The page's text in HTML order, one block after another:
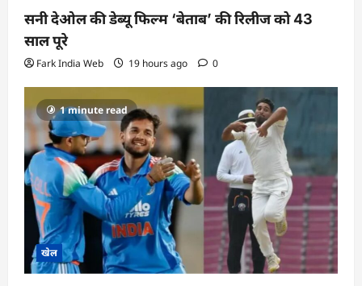
सनी देओल की डेब्यू फिल्म ‘बेताब’ की रिलीज को 43
साल पूरे
Fark India Web 19 hours ago 0
1 minute read
खेल